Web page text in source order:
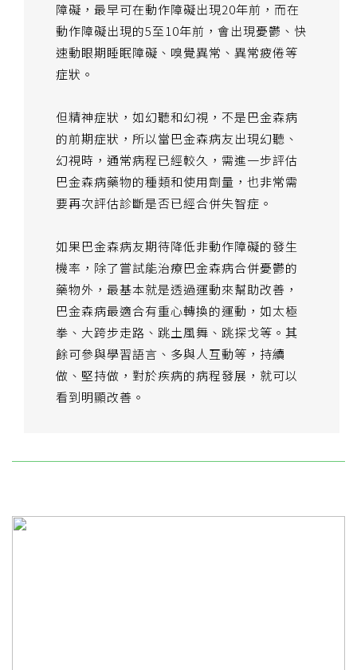
障礙，最早可在動作障礙出現20年前，而在
動作障礙出現的5至10年前，會出現憂鬱、快
速動眼期睡眠障礙、嗅覺異常、異常疲倦等
症狀。
但精神症狀，如幻聽和幻視，不是巴金森病
的前期症狀，所以當巴金森病友出現幻聽、
幻視時，通常病程已經較久，需進一步評估
巴金森病藥物的種類和使用劑量，也非常需
要再次評估診斷是否已經合併失智症。
如果巴金森病友期待降低非動作障礙的發生
機率，除了嘗試能治療巴金森病合併憂鬱的
藥物外，最基本就是透過運動來幫助改善，
巴金森病最適合有重心轉換的運動，如太極
拳、大跨步走路、跳土風舞、跳探戈等。其
餘可參與學習語言、多與人互動等，持續
做、堅持做，對於疾病的病程發展，就可以
看到明顯改善。